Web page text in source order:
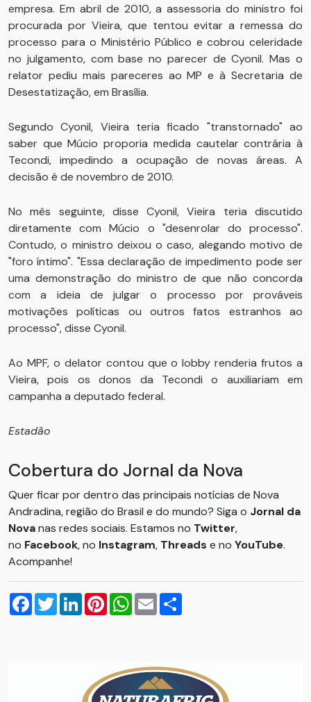
empresa. Em abril de 2010, a assessoria do ministro foi
procurada por Vieira, que tentou evitar a remessa do
processo para o Ministério Público e cobrou celeridade
no julgamento, com base no parecer de Cyonil. Mas o
relator pediu mais pareceres ao MP e à Secretaria de
Desestatização, em Brasília.
Segundo Cyonil, Vieira teria ficado "transtornado" ao
saber que Múcio proporia medida cautelar contrária à
Tecondi, impedindo a ocupação de novas áreas. A
decisão é de novembro de 2010.
No mês seguinte, disse Cyonil, Vieira teria discutido
diretamente com Múcio o "desenrolar do processo".
Contudo, o ministro deixou o caso, alegando motivo de
"foro íntimo". "Essa declaração de impedimento pode ser
uma demonstração do ministro de que não concorda
com a ideia de julgar o processo por prováveis
motivações políticas ou outros fatos estranhos ao
processo", disse Cyonil.
Ao MPF, o delator contou que o lobby renderia frutos a
Vieira, pois os donos da Tecondi o auxiliariam em
campanha a deputado federal.
Estadão
Cobertura do Jornal da Nova
Quer ficar por dentro das principais notícias de Nova
Andradina, região do Brasil e do mundo? Siga o Jornal da
Novanas redes sociais. Estamos no Twitter,
no Facebook, no Instagram, Threads e no YouTube.
Acompanhe!
Facebook
TwitterLinkedInPinterestWhatsApp
Email